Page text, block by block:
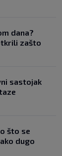
dana?
zašto
sastojak
što se
dugo